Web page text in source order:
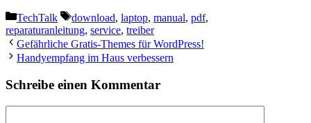
Kategorien
TechTalk Schlagwörter
download, laptop, manual, pdf,
reparaturanleitung, service, treiber
Gefährliche Gratis-Themes für WordPress!
Handyempfang im Haus verbessern
Schreibe einen Kommentar